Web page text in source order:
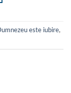
este iubire,